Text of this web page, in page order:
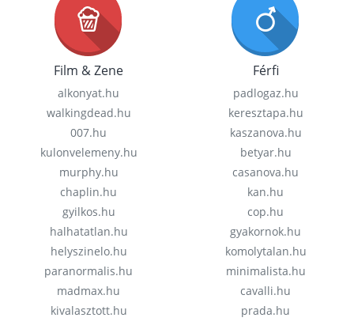
Film & Zene
alkonyat.hu
walkingdead.hu
007.hu
kulonvelemeny.hu
murphy.hu
chaplin.hu
gyilkos.hu
halhatatlan.hu
helyszinelo.hu
paranormalis.hu
madmax.hu
kivalasztott.hu
Férfi
padlogaz.hu
keresztapa.hu
kaszanova.hu
betyar.hu
casanova.hu
kan.hu
cop.hu
gyakornok.hu
komolytalan.hu
minimalista.hu
cavalli.hu
prada.hu